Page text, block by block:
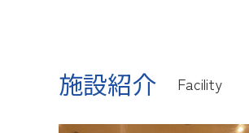
施設紹介 Facility